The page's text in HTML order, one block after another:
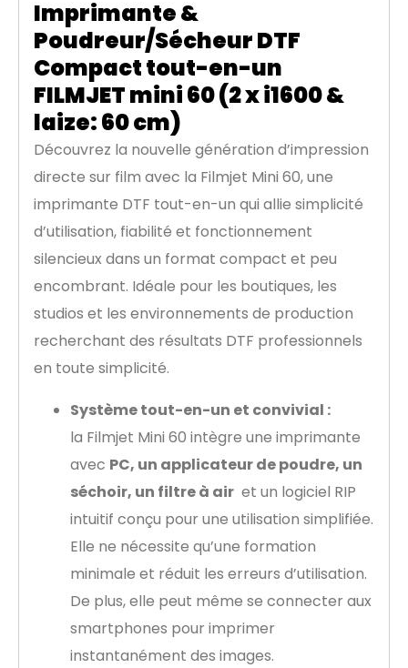
Imprimante &
Poudreur/Sécheur DTF
Compact tout-en-un
FILMJET mini 60 (2 x i1600 &
laize: 60 cm)
Découvrez la nouvelle génération d’impression
directe sur film avec la Filmjet Mini 60, une
imprimante DTF tout-en-un qui allie simplicité
d’utilisation, fiabilité et fonctionnement
silencieux dans un format compact et peu
encombrant. Idéale pour les boutiques, les
studios et les environnements de production
recherchant des résultats DTF professionnels
en toute simplicité.
Système tout-en-un et convivial :
la Filmjet Mini 60 intègre une imprimante
avec PC, un applicateur de poudre, un
séchoir, un filtre à air et un logiciel RIP
intuitif conçu pour une utilisation simplifiée.
Elle ne nécessite qu’une formation
minimale et réduit les erreurs d’utilisation.
De plus, elle peut même se connecter aux
smartphones pour imprimer
instantanément des images.